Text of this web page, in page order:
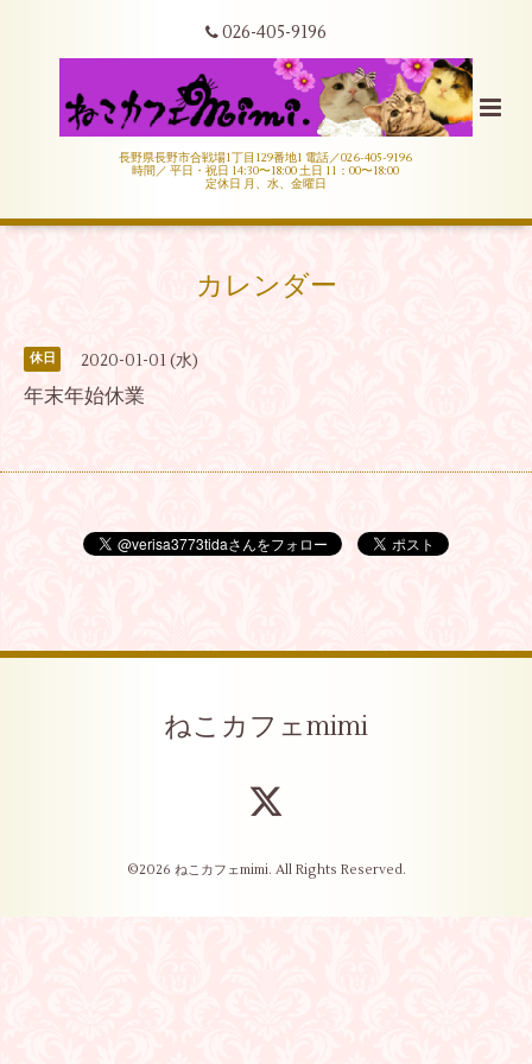
026-405-9196
長野県長野市合戦場1丁目129番地1 電話／026-405-9196
時間／ 平日・祝日 14:30〜18:00 土日 11：00〜18:00
定休日 月、水、金曜日
カレンダー
休日 2020-01-01 (水)
年末年始休業
ねこカフェmimi
©2026 ねこカフェmimi. All Rights Reserved.